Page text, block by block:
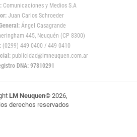
Comunicaciones y Medios S.A
Juan Carlos Schroeder
Ángel Casagrande
445, Neuquén (CP 8300)
(0299) 449 0400 / 449 0410
publicidad@lmneuquen.com.ar
DNA: 97810291
LM Neuquen© 2026,
derechos reservados